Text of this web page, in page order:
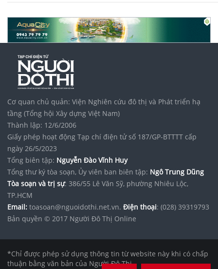
Cơ quan chủ quản: Viện Nghiên cứu đô thị và Phát triển hạ
tầng (Tổng hội Xây dựng Việt Nam)
Thành lập: 12/6/2006
Giấy phép hoạt động Tạp chí điện tử số 187/GP-BTTTT cấp
ngày 26/5/2023
Tổng biên tập: Nguyễn Đào Vĩnh Huy
Tổng thư ký tòa soạn, Ủy viên ban biên tập: Ngô Trung Dũng
Tòa soạn và trị sự: 386/55 Lê Văn Sỹ, phường Nhiêu Lộc,
TP.HCM
Email: toasoan@nguoidothi.net.vn. Điện thoại: (028) 39319793
Bản quyền © 2017 Người Đô Thị Online
*Chỉ được phép sử dụng thông tin từ website này khi có chấp
thuận bằng văn bản của Người Đô Thị.